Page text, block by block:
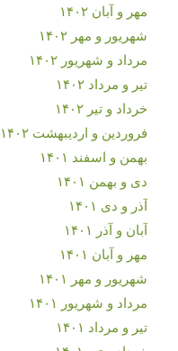
مهر و آبان ۱۴۰۲
شهریور و مهر ۱۴۰۲
مرداد و شهریور ۱۴۰۲
تیر و مرداد ۱۴۰۲
خرداد و تیر ۱۴۰۲
فروردین و اردیبهشت ۱۴۰۲
بهمن و اسفند ۱۴۰۱
دی و بهمن ۱۴۰۱
آذر و دی ۱۴۰۱
آبان و آذر ۱۴۰۱
مهر و آبان ۱۴۰۱
شهریور و مهر ۱۴۰۱
مرداد و شهریور ۱۴۰۱
تیر و مرداد ۱۴۰۱